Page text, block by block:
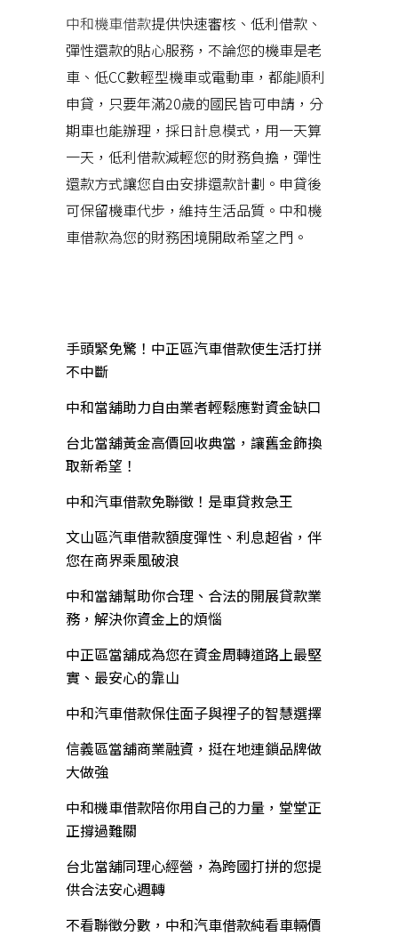
中和機車借款提供快速審核、低利借款、
彈性還款的貼心服務，不論您的機車是老
車、低CC數輕型機車或電動車，都能順利
申貸，只要年滿20歲的國民皆可申請，分
期車也能辦理，採日計息模式，用一天算
一天，低利借款減輕您的財務負擔，彈性
還款方式讓您自由安排還款計劃。申貸後
可保留機車代步，維持生活品質。中和機
車借款為您的財務困境開啟希望之門。
手頭緊免驚！中正區汽車借款使生活打拼
不中斷
中和當舖助力自由業者輕鬆應對資金缺口
台北當舖黃金高價回收典當，讓舊金飾換
取新希望！
中和汽車借款免聯徵！是車貸救急王
文山區汽車借款額度彈性、利息超省，伴
您在商界乘風破浪
中和當舖幫助你合理、合法的開展貸款業
務，解決你資金上的煩惱
中正區當舖成為您在資金周轉道路上最堅
實、最安心的靠山
中和汽車借款保住面子與裡子的智慧選擇
信義區當舖商業融資，挺在地連鎖品牌做
大做強
中和機車借款陪你用自己的力量，堂堂正
正撐過難關
台北當舖同理心經營，為跨國打拼的您提
供合法安心週轉
不看聯徵分數，中和汽車借款純看車輛價